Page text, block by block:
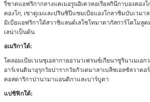
รี่ชาดแอฟริกากลางแคเมอรูนอิเควทอเรียลกินีกาบองคอง
คองโก, เซาตูเมและปรินซิปีแซมเบียแองโกลาซิมบับเวม
มิเบียแอฟริกาใต้สวาซิแลนด์เลโซโทมาดากัสการ์โคโมลูต
เลน่าเป็นต้น
อเมริกาใต้:
โคลอมเบียเวเนซุเอลากายอานาเฟรนช์เกียนาซูรินาเมเอก
อาร์เจนตินาอุรุกวัยปารากวัยกัวเตมาลาเบลีซเอลซัลวาดอ
คอสตาริกาปานามาแอนติกาและบาร์บูดา
แปซิฟิกใต้: